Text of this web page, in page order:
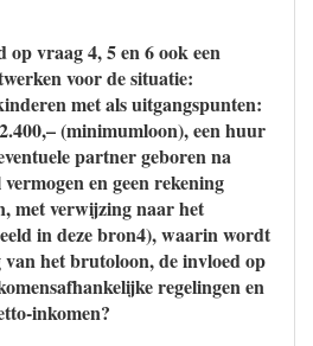
vraag 4, 5 en 6 ook een
voor de situatie:
met als uitgangspunten:
(minimumloon), een huur
partner geboren na
en geen rekening
met verwijzing naar het
in deze bron4), waarin wordt
het brutoloon, de invloed op
regelingen en
inkomen?